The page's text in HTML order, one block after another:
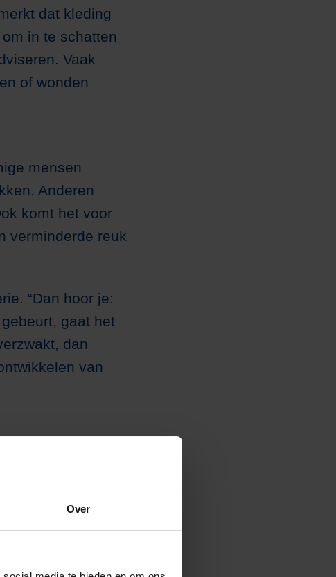
Over
dat kleding
in te schatten
Vaak
of wonden
mensen
Anderen
komt het voor
verminderde reuk
“Dan hoor je:
gaat het
dan
van